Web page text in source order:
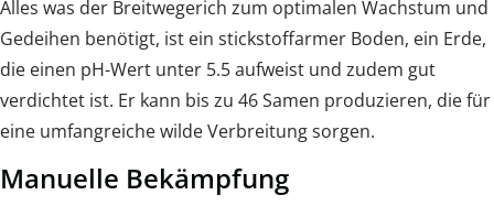
Alles was der Breitwegerich zum optimalen Wachstum und
Gedeihen benötigt, ist ein stickstoffarmer Boden, ein Erde,
die einen pH-Wert unter 5.5 aufweist und zudem gut
verdichtet ist. Er kann bis zu 46 Samen produzieren, die für
eine umfangreiche wilde Verbreitung sorgen.
Manuelle Bekämpfung